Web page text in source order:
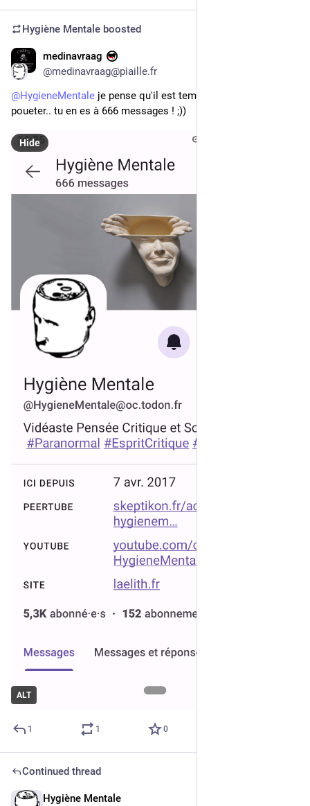
Hygiène Mentale boosted
medinavraag
@medinavraag@piaille.fr
@HygieneMentale je pense qu'il est temps que tu t'arrêtes de
poueter.. tu en es à 666 messages ! ;))
ALT
Hide
1 1 0
Continued thread
Hygiène Mentale